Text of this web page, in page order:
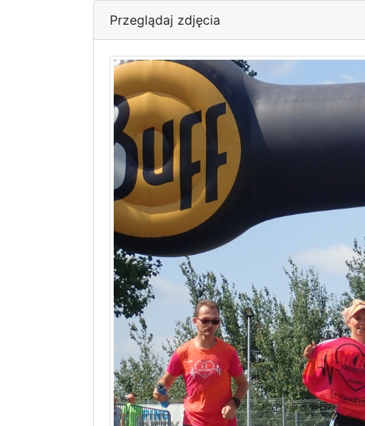
Przeglądaj zdjęcia